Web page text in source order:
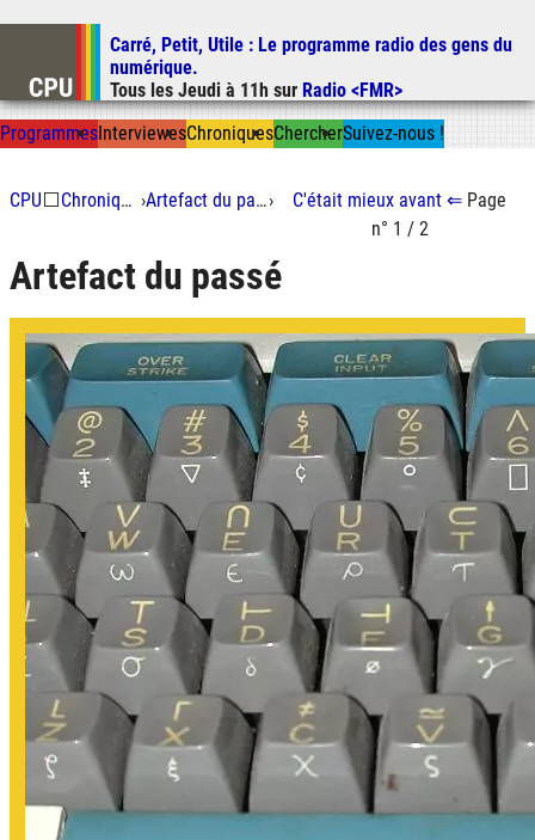
Aller au contenu
Aller à la recherche
Carré, Petit, Utile : Le programme radio des gens du
numérique.
Tous les Jeudi à 11h sur Radio <FMR>
ProgrammesInterviewesChroniquesChercherSuivez-nous !
CPU⬜ Chroniques › Artefact du passé› C'était mieux avant⇐ Page
n° 1 / 2
Artefact du passé